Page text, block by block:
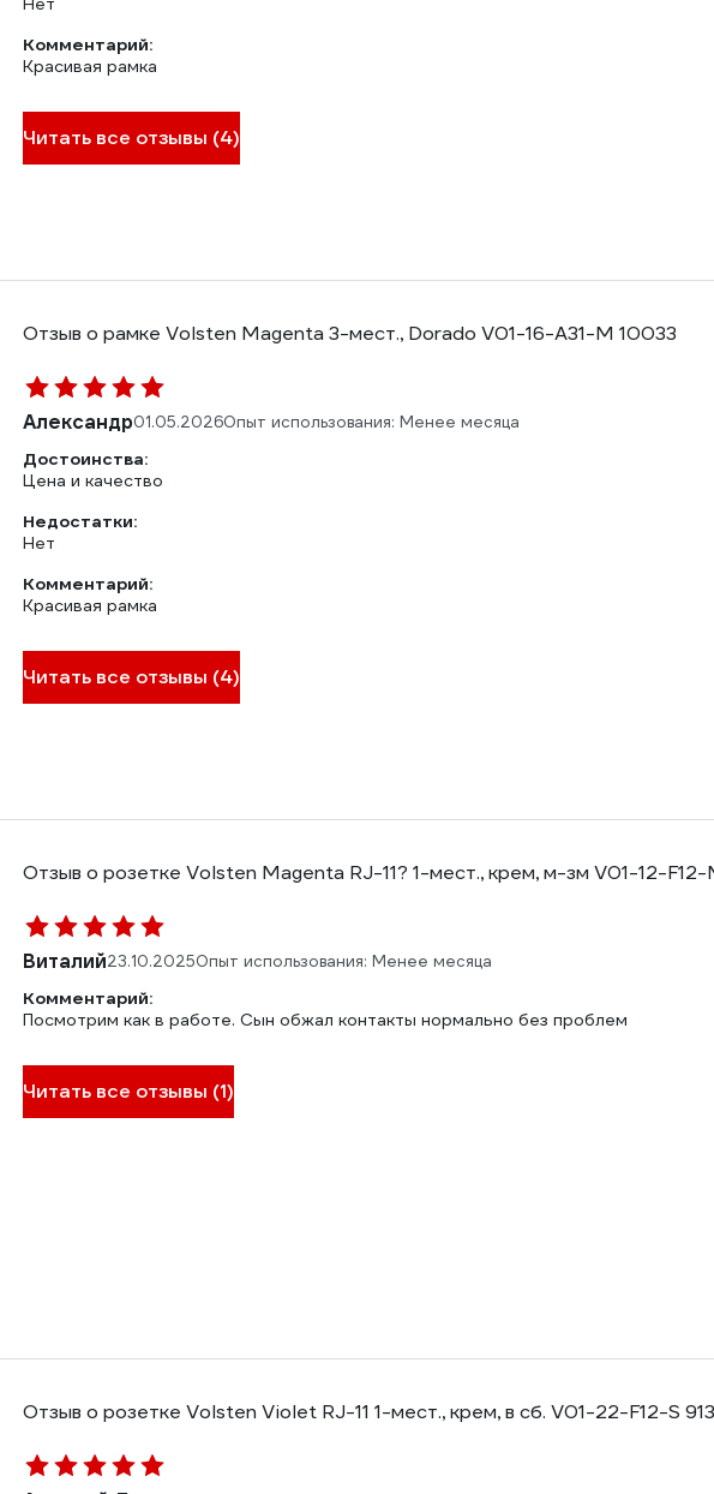
Комментарий:
Красивая рамка
Читать все отзывы (4)
Отзыв о рамке Volsten Magenta 3-мест., Dorado V01-16-A31-M 10033
Александр01.05.2026Опыт использования: Менее месяца
Достоинства:
Цена и качество
Недостатки:
Нет
Комментарий:
Красивая рамка
Читать все отзывы (4)
Отзыв о розетке Volsten Magenta RJ-11? 1-мест., крем, м-зм V01-12-
Виталий23.10.2025Опыт использования: Менее месяца
Комментарий:
Посмотрим как в работе. Сын обжал контакты нормально без проблем
Читать все отзывы (1)
Отзыв о розетке Volsten Violet RJ-11 1-мест., крем, в сб. V01-22-F12-S